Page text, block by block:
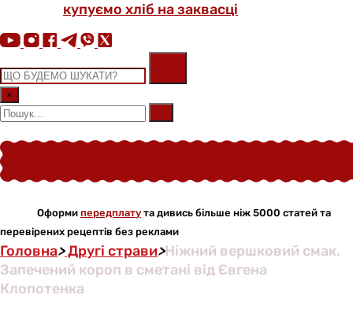
купуємо хліб на заквасці
×
Оформи передплату та дивись більше ніж 5000 статей та
перевірених рецептів без реклами
Головна>Другі страви>Ніжний вершковий смак.
Запечений короп в сметані від Євгена
Клопотенка